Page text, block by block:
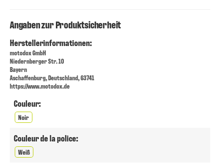
Angaben zur Produktsicherheit
Herstellerinformationen:
motodox GmbH
Niedernberger Str. 10
Bayern
Aschaffenburg, Deutschland, 63741
https://www.motodox.de
Couleur:
Noir
Couleur de la police:
Weiß